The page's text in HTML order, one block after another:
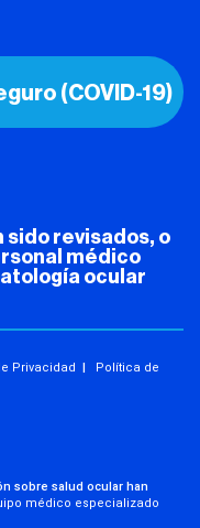
(COVID-19)
sido revisados, o
médico
ocular
Privacidad | Política de
sobre salud ocular han
médico especializado